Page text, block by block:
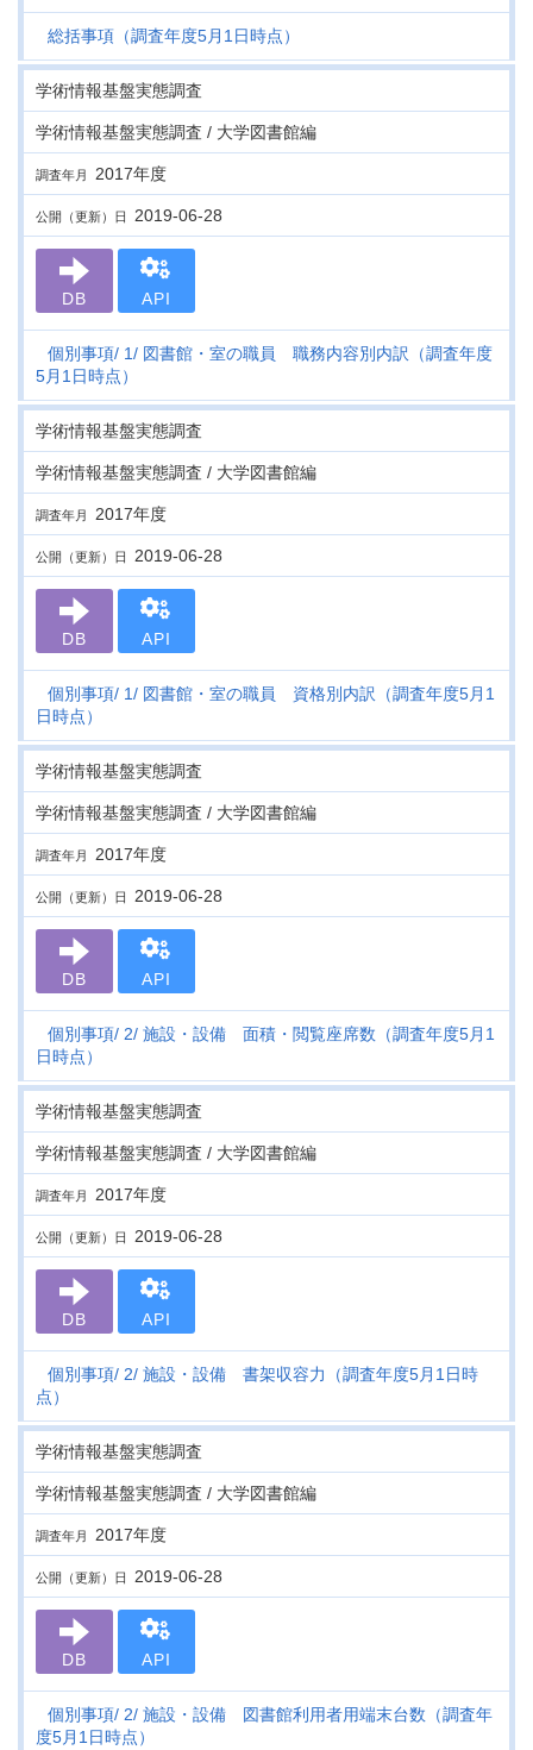
総括事項（調査年度5月1日時点）
学術情報基盤実態調査
学術情報基盤実態調査 / 大学図書館編
調査年月 2017年度
公開（更新）日 2019-06-28
DB API
個別事項 1 図書館・室の職員 職務内容別内訳（調査年度
5月1日時点）
学術情報基盤実態調査
学術情報基盤実態調査 / 大学図書館編
調査年月 2017年度
公開（更新）日 2019-06-28
DB API
個別事項 1 図書館・室の職員 資格別内訳（調査年度5月1
日時点）
学術情報基盤実態調査
学術情報基盤実態調査 / 大学図書館編
調査年月 2017年度
公開（更新）日 2019-06-28
DB API
個別事項 2 施設・設備 面積・閲覧座席数（調査年度5月1
日時点）
学術情報基盤実態調査
学術情報基盤実態調査 / 大学図書館編
調査年月 2017年度
公開（更新）日 2019-06-28
DB API
個別事項 2 施設・設備 書架収容力（調査年度5月1日時
点）
学術情報基盤実態調査
学術情報基盤実態調査 / 大学図書館編
調査年月 2017年度
公開（更新）日 2019-06-28
DB API
個別事項 2 施設・設備 図書館利用者用端末台数（調査年
度5月1日時点）